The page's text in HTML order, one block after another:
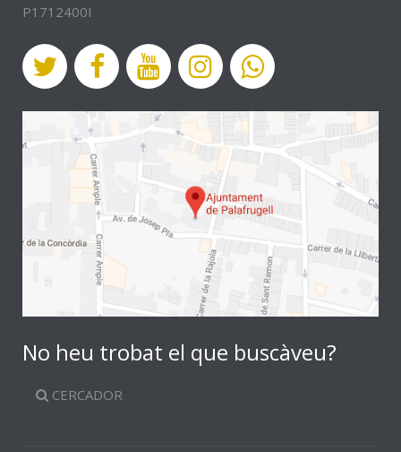
P1712400I
No heu trobat el que buscàveu?
CERCADOR